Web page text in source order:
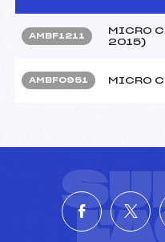
AMBF1211
MICRO
2015)
AMBF0951 MICRO